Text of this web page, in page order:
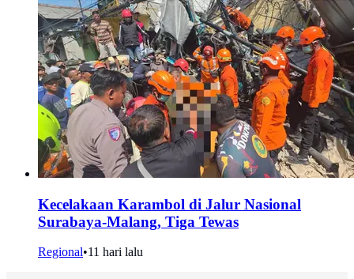
Kecelakaan Karambol di Jalur Nasional
Surabaya-Malang, Tiga Tewas
Regional•11 hari lalu